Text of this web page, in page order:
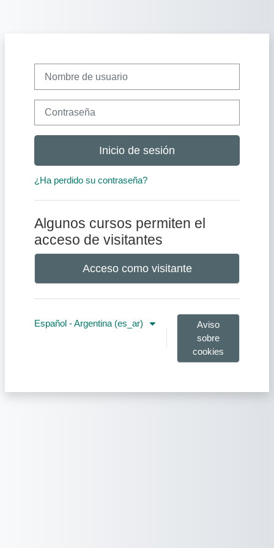
Contraseña
Inicio de sesión
¿Ha perdido su contraseña?
Algunos cursos permiten el
acceso de visitantes
Acceso como visitante
Español - Argentina ‎(es_ar)‎
Aviso
sobre
cookies